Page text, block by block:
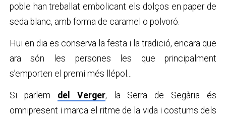
poble han treballat embolicant els dolços en paper de
seda blanc, amb forma de caramel o polvoró.
Hui en dia es conserva la festa i la tradició, encara que
ara són les persones les que principalment
s’emporten el premi més llépol...
Si parlem del Verger, la Serra de Segària és
omnipresent i marca el ritme de la vida i costums dels